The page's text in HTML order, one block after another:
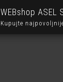
WEBshop ASEL
Kupujte